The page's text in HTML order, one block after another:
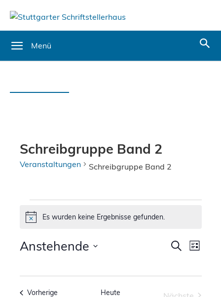
Menü
Schreibgruppe Band 2
Veranstaltungen Schreibgruppe Band 2
Veranstaltungen
HinweisEs wurden keine Ergebnisse gefunden.
und
SucheListe
Anstehende
wählen.
VorherigeVeranstaltungenHeute